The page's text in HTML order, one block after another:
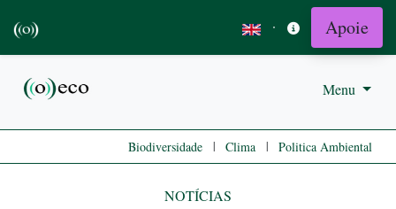
· Apoie
Menu
Biodiversidade | Clima | Politica Ambiental
NOTÍCIAS